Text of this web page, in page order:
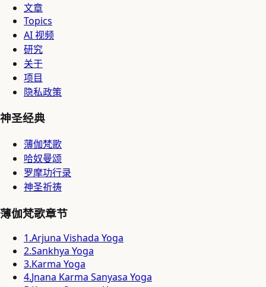
文章
Topics
AI 视频
研究
关于
项目
隐私政策
神圣经典
薄伽梵歌
哈奴曼颂
罗摩功行录
神圣祈祷
薄伽梵歌章节
1.Arjuna Vishada Yoga
2.Sankhya Yoga
3.Karma Yoga
4.Jnana Karma Sanyasa Yoga